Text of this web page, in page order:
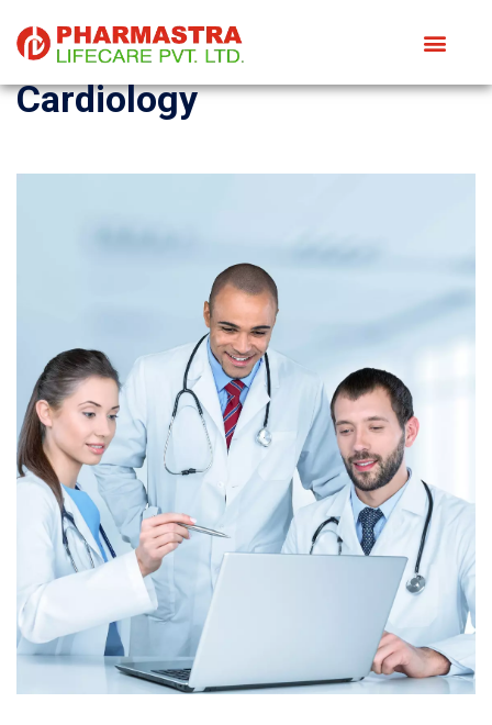
Cardiology